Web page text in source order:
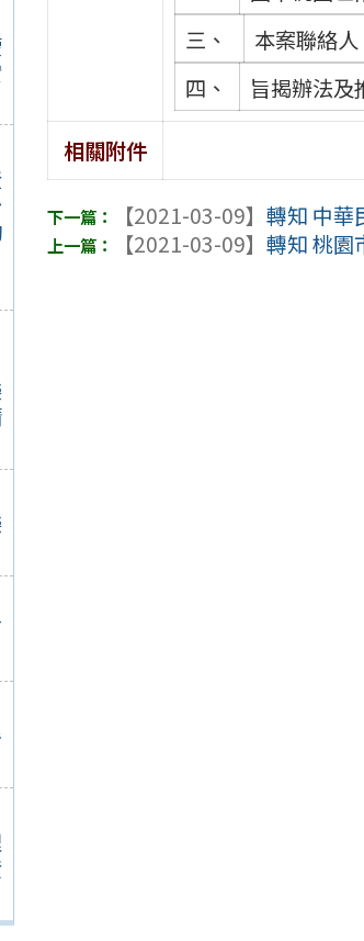
三、
本案聯絡
四、
旨揭辦法
相關附件
【2021-03-09】轉知 中華
【2021-03-09】轉知 桃園